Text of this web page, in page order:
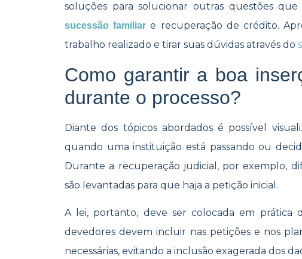
soluções para solucionar outras questões
sucessão familiar e recuperação de crédito.
trabalho realizado e tirar suas dúvidas através do
Como garantir a boa
durante o processo?
Diante dos tópicos abordados é possível
quando uma instituição está passando ou
Durante a recuperação judicial, por exemplo,
são levantadas para que haja a petição inicial.
A lei, portanto, deve ser colocada em prática
devedores devem incluir nas petições e nos
necessárias, evitando a inclusão exagerada dos